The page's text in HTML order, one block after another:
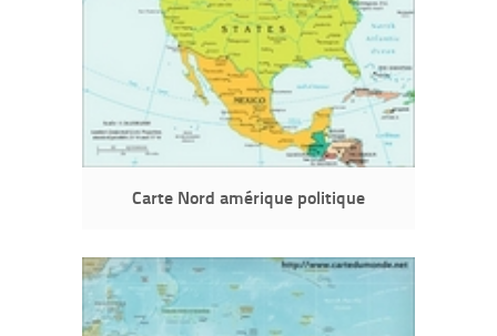
Carte Nord amérique politique